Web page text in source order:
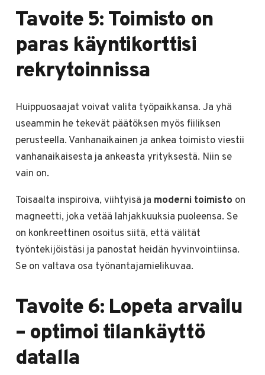
Tavoite 5: Toimisto on
paras käyntikorttisi
rekrytoinnissa
Huippuosaajat voivat valita työpaikkansa. Ja yhä
useammin he tekevät päätöksen myös fiiliksen
perusteella. Vanhanaikainen ja ankea toimisto viestii
vanhanaikaisesta ja ankeasta yrityksestä. Niin se
vain on.
Toisaalta inspiroiva, viihtyisä ja moderni toimisto on
magneetti, joka vetää lahjakkuuksia puoleensa. Se
on konkreettinen osoitus siitä, että välität
työntekijöistäsi ja panostat heidän hyvinvointiinsa.
Se on valtava osa työnantajamielikuvaa.
Tavoite 6: Lopeta arvailu
– optimoi tilankäyttö
datalla